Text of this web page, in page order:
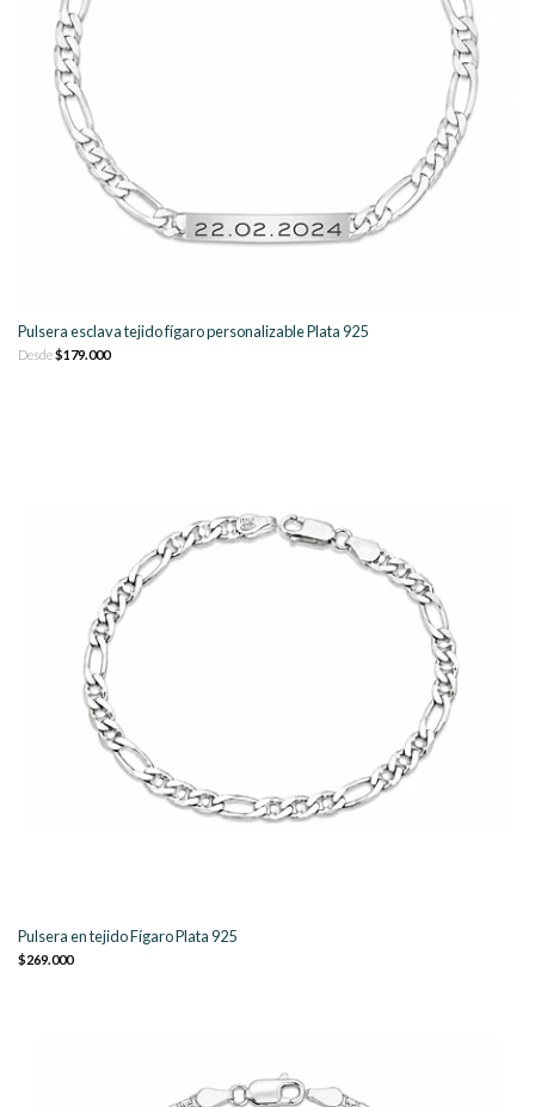
Pulsera esclava tejido fígaro personalizable Plata 925
Desde$179.000
Pulsera en tejido Fígaro Plata 925
$269.000